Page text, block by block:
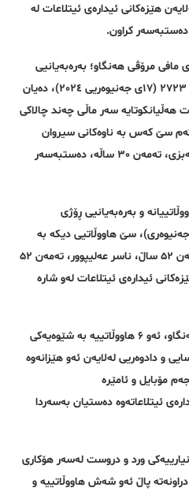
هێزەکانی ئیدارەی ئیتلاعات لە
کراون.
مافی مرۆڤی هەنگاو؛ بەرەبەیانیی
ڕۆژی چوارشەممە، ٢٧ی بەفرانباری ٢٧٢٣ (١٧ی جەنیوەریی ٢٠٢٤)، دەیان
هەڵیانکوتایە سەر ماڵی چەند چالاکی
سێ کەس بە ناوەکانی سیروان
سپێهری، مستەفا سامی و ئارام سەبزی، تەمەن ٣٠ ساڵە، دەستبەسەر
و بەرەبەیانیی ڕۆژی
٢٨ی بەفرانبار (١٨ی جەنیوەری)، سێ هاووڵاتیی دیکە بە
ناوەکانی هەژار ئەحمەدی‌ئازەر، تەمەن ۵٢ ساڵ، ناسر عەلیپوور، تەمەن ۵٢
ئیدارەی ئیتلاعات لەو شارە
بەگوێرەی زانیاریی سەرچاوەکانی هەنگاو، ئەو ۶ هاووڵاتییە بە شێوەیەکی
و دادوەریی لەلایەن ئەو هێزانەوە
مۆبایل و ئامێرە
ئیتلاعاتەوە دەستیان بەسەردا
ورد و دروست لەسەر هۆکاری
پاڵ ئەو شەش هاووڵاتییە و